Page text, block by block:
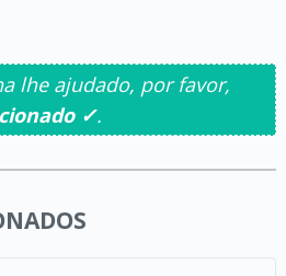
lhe ajudado, por favor,
✓.